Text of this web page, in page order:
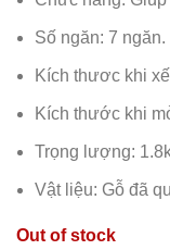
Số ngăn: 7 ngăn.
Kích thươc khi
Kích thước khi
Trọng lượng:
Vật liệu: Gỗ đã
Out of stock